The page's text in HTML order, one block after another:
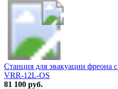
Станция для эвакуации фреона
VRR-12L-OS
81 100 руб.